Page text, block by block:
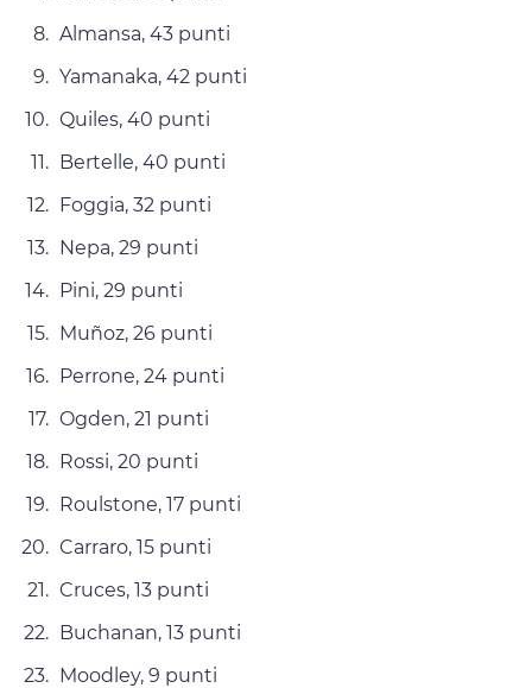
Almansa, 43 punti
Yamanaka, 42 punti
Quiles, 40 punti
Bertelle, 40 punti
Foggia, 32 punti
Nepa, 29 punti
Pini, 29 punti
Muñoz, 26 punti
Perrone, 24 punti
Ogden, 21 punti
Rossi, 20 punti
Roulstone, 17 punti
Carraro, 15 punti
Cruces, 13 punti
Buchanan, 13 punti
Moodley, 9 punti